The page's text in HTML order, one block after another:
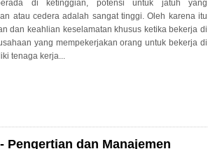
di ketinggian, potensi untuk jatuh yang
atau cedera adalah sangat tinggi. Oleh karena itu
dan keahlian keselamatan khusus ketika bekerja di
yang mempekerjakan orang untuk bekerja di
tenaga kerja...
Pengertian dan Manajemen